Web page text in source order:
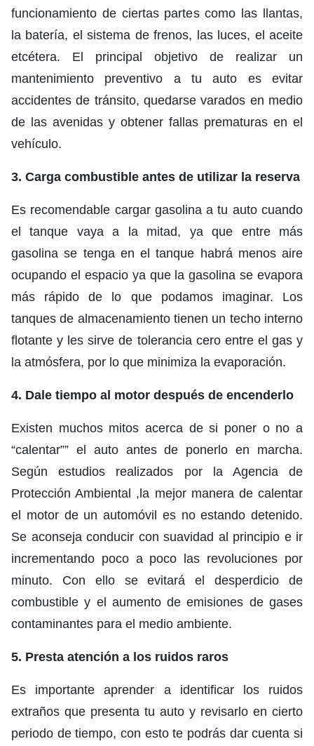
funcionamiento de ciertas partes como las llantas,
la batería, el sistema de frenos, las luces, el aceite
etcétera. El principal objetivo de realizar un
mantenimiento preventivo a tu auto es evitar
accidentes de tránsito, quedarse varados en medio
de las avenidas y obtener fallas prematuras en el
vehículo.
3. Carga combustible antes de utilizar la reserva
Es recomendable cargar gasolina a tu auto cuando
el tanque vaya a la mitad, ya que entre más
gasolina se tenga en el tanque habrá menos aire
ocupando el espacio ya que la gasolina se evapora
más rápido de lo que podamos imaginar. Los
tanques de almacenamiento tienen un techo interno
flotante y les sirve de tolerancia cero entre el gas y
la atmósfera, por lo que minimiza la evaporación.
4. Dale tiempo al motor después de encenderlo
Existen muchos mitos acerca de si poner o no a
“calentar”” el auto antes de ponerlo en marcha.
Según estudios realizados por la Agencia de
Protección Ambiental ,la mejor manera de calentar
el motor de un automóvil es no estando detenido.
Se aconseja conducir con suavidad al principio e ir
incrementando poco a poco las revoluciones por
minuto. Con ello se evitará el desperdicio de
combustible y el aumento de emisiones de gases
contaminantes para el medio ambiente.
5. Presta atención a los ruidos raros
Es importante aprender a identificar los ruidos
extraños que presenta tu auto y revisarlo en cierto
periodo de tiempo, con esto te podrás dar cuenta si